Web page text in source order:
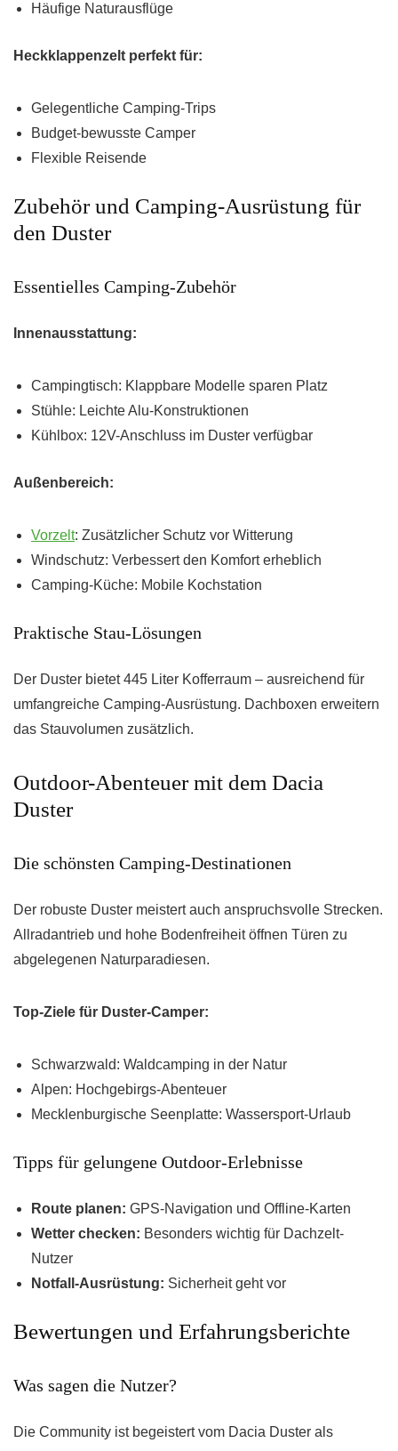
Häufige Naturausflüge
Heckklappenzelt perfekt für:
Gelegentliche Camping-Trips
Budget-bewusste Camper
Flexible Reisende
Zubehör und Camping-Ausrüstung für
den Duster
Essentielles Camping-Zubehör
Innenausstattung:
Campingtisch: Klappbare Modelle sparen Platz
Stühle: Leichte Alu-Konstruktionen
Kühlbox: 12V-Anschluss im Duster verfügbar
Außenbereich:
Vorzelt: Zusätzlicher Schutz vor Witterung
Windschutz: Verbessert den Komfort erheblich
Camping-Küche: Mobile Kochstation
Praktische Stau-Lösungen
Der Duster bietet 445 Liter Kofferraum – ausreichend für
umfangreiche Camping-Ausrüstung. Dachboxen erweitern
das Stauvolumen zusätzlich.
Outdoor-Abenteuer mit dem Dacia
Duster
Die schönsten Camping-Destinationen
Der robuste Duster meistert auch anspruchsvolle Strecken.
Allradantrieb und hohe Bodenfreiheit öffnen Türen zu
abgelegenen Naturparadiesen.
Top-Ziele für Duster-Camper:
Schwarzwald: Waldcamping in der Natur
Alpen: Hochgebirgs-Abenteuer
Mecklenburgische Seenplatte: Wassersport-Urlaub
Tipps für gelungene Outdoor-Erlebnisse
Route planen: GPS-Navigation und Offline-Karten
Wetter checken: Besonders wichtig für Dachzelt-
Nutzer
Notfall-Ausrüstung: Sicherheit geht vor
Bewertungen und Erfahrungsberichte
Was sagen die Nutzer?
Die Community ist begeistert vom Dacia Duster als